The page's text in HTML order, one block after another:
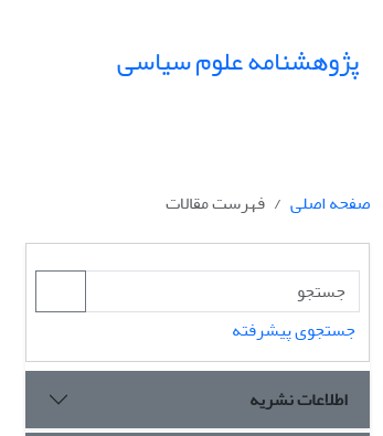
پژوهشنامه علوم سیاسی
صفحه اصلی
فهرست مقالات
جستجوی پیشرفته
اطلاعات نشریه